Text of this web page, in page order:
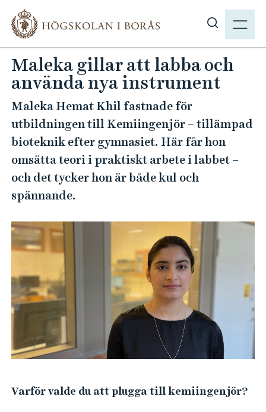
N
Y
i
s
a
k
p
å
s
e
Maleka gillar att labba och
använda nya instrument
Maleka Hemat Khil fastnade för
utbildningen till Kemiingenjör – tillämpad
bioteknik efter gymnasiet. Här får hon
omsätta teori i praktiskt arbete i labbet –
och det tycker hon är både kul och
spännande.
Varför valde du att plugga till kemiingenjör?